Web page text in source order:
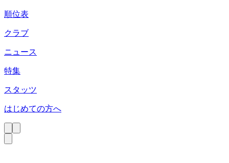
順位表
クラブ
ニュース
特集
スタッツ
はじめての方へ